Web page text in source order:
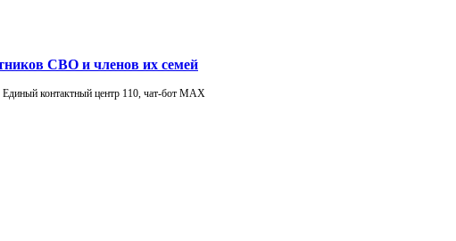
СВО и членов их семей
контактный центр 110, чат-бот МАХ